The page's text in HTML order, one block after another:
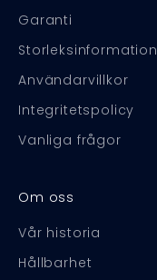
Garanti
Storleksinformation
Användarvillkor
Integritetspolicy
Vanliga frågor
Om oss
Vår historia
Hållbarhet